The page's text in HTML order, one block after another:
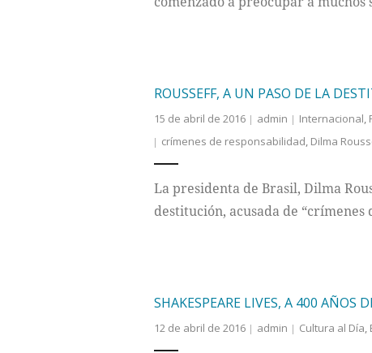
ROUSSEFF, A UN PASO DE LA
15 de abril de 2016 admin Internacional,
crímenes de responsabilidad, Dilma
La presidenta de Brasil, Dilma
destitución, acusada de “crímenes
SHAKESPEARE LIVES, A 400 AÑOS
12 de abril de 2016 admin Cultura al Día,